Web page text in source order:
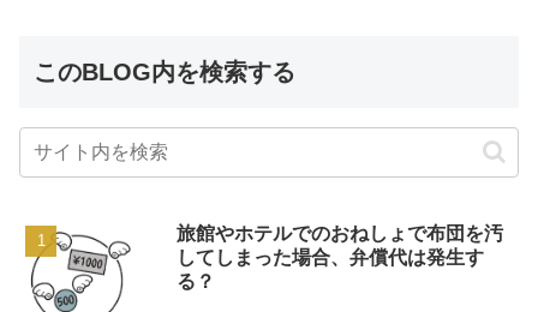
このBLOG内を検索する
旅館やホテルでのおねしょで布団を汚
してしまった場合、弁償代は発生す
る？